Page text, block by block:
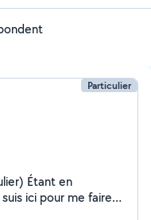
Particulier
Étant en
ici pour me faire